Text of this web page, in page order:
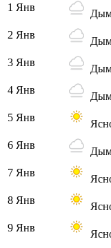
1 Янв
2 Янв
3 Янв
4 Янв
5 Янв
6 Янв
7 Янв
8 Янв
9 Янв